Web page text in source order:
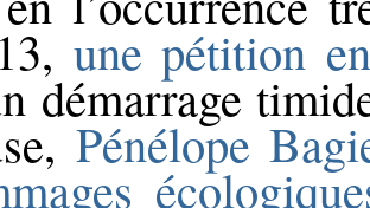
une pétition
démarrage
Pénélope